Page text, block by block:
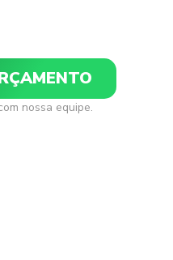
nossa equipe.